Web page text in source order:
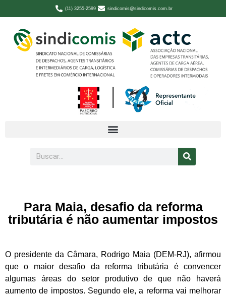
(11) 3255-2599 sindicomis@sindicomis.com.br
Para Maia, desafio da reforma
tributária é não aumentar impostos
O presidente da Câmara, Rodrigo Maia (DEM-RJ), afirmou
que o maior desafio da reforma tributária é convencer
algumas áreas do setor produtivo de que não haverá
aumento de impostos. Segundo ele, a reforma vai melhorar